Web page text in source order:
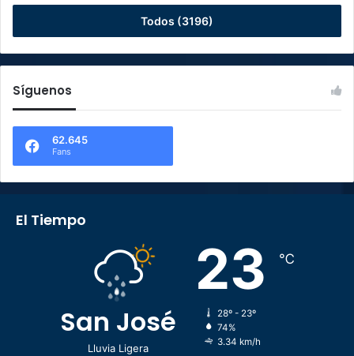
Todos (3196)
Síguenos
62.645
Fans
El Tiempo
San José
Lluvia Ligera
23 ℃
28º - 23º
74%
3.34 km/h